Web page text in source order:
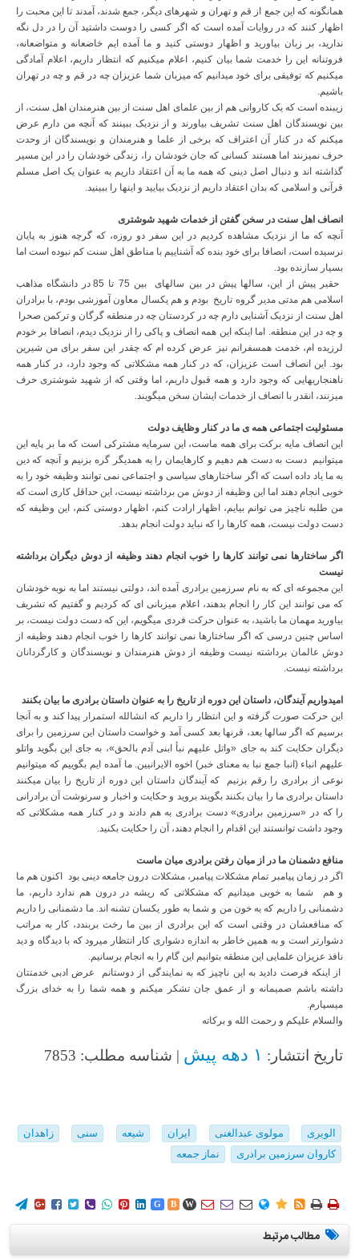
همانگونه که این جمع از قم و تهران و شهرهای دیگر، جمع شدند، آمدند تا این محبت را
اظهار کنند که در روایات آمده است که اگر کسی را دوست داشتید آن را در دل نگه
ندارید، بر زبان بیاورید و اظهار دوستی کنید و ما آمده ایم خاضعانه و متواضعانه،
فروتنانه این را خدمت شما بیان کنیم، اعلام میکنیم که انتظار داریم، اعلام آمادگی
میکنیم که توفیقی برای خود میدانیم که میزبان شما عزیزان چه در قم و چه در تهران
باشیم.
زیبنده است که یک کاروانی هم از بین علمای اهل سنت از بین هنرمندان اهل سنت، از
بین نویسندگان اهل سنت تشریف بیاورند و از نزدیک ببینند که آنچه من دارم عرض
میکنم که در کنار آن اعتراف که برخی از علما و هنرمندان و نویسندگان از وحدت
حرف نمیزنند اما هستند کسانی که جان خودشان را، زندگی خودشان را در این مسیر
گذاشته اند و دنبال اصل دینی که همه ما به آن اعتقاد داریم به عنوان یک اصل مسلم
قرآنی و اسلامی که بدان اعتقاد داریم از نزدیک بیایید و اینها را ببینید.
انصاف اهل سنت در سخن گفتن از خدمات شهید شوشتری
آنچه که ما از نزدیک مشاهده کردیم در این سفر دو روزه، که گرچه هنوز به پایان
نرسیده است، انصافا برای خود بنده که آشناییم با مناطق اهل سنت کم نبوده است اما
بسیار سازنده بود.
حقیر پیش از این، سالها پیش در بین سالهای بین 75 تا 85 در دانشگاه مذاهب
اسلامی هم مدتی مدیر گروه تاریخ بودم و هم یکسال معاون آموزشی بودم، با برادران
اهل سنت از نزدیک آشنایی دارم چه در کردستان چه در منطقه گرگان و ترکمن صحرا
و چه در این منطقه. اما اینکه این همه انصاف و پاکی را از نزدیک دیدم، انصافا بر خودم
لرزیده ام، خدمت همسفرانم نیز عرض کرده ام که چقدر این سفر برای من شیرین
بود. این انصاف است عزیزان، که در کنار همه مشکلاتی که وجود دارد، در کنار همه
ناهنجاریهایی که وجود دارد و همه قبول داریم، اما وقتی که از شهید شوشتری حرف
میزنند، انقدر با انصاف از خدمات ایشان سخن میگویند.
مسئولیت اجتماعی همه ی ما در کنار وظایف دولت
این انصاف مایه برکت برای همه ماست، این سرمایه مشترکی است که ما بر پایه این
میتوانیم دست به دست هم دهیم و کارهایمان را به همدیگر گره بزنیم و آنچه که دین
به ما یاد داده است که اگر ساختارهای سیاسی و اجتماعی نمی توانند وظیفه خود را به
خوبی انجام دهند اما این وظیفه از دوش من برداشته نیست، این حداقل کاری است که
من طلبه ناچیز می توانم بیایم، اظهار ارادت کنم، اظهار دوستی کنم، این وظیفه که
دست دولت نیست، همه کارها را که نباید دولت انجام بدهد.
اگر ساختارها نمی توانند کارها را خوب انجام دهند وظیفه از دوش دیگران برداشته
نیست
این مجموعه ای که به نام سرزمین برادری آمده اند، دولتی نیستند اما به نوبه خودشان
که می توانند این کار را انجام بدهند، اعلام میزبانی ای که کردیم و گفتیم که تشریف
بیاورید مهمان ما باشید، به عنوان حرکت فردی میگویم، این که دست دولت نیست، بر
اساس چنین درسی که اگر ساختارها نمی توانند کارها را خوب انجام دهند وظیفه از
دوش عالمان برداشته نیست وظیفه از دوش هنرمندان و نویسندگان و کارگردانان
برداشته نیست.
امیدواریم آیندگان، داستان این دوره از تاریخ را به عنوان داستان برادری ما بیان بکنند
این حرکت صورت گرفته و این انتظار را داریم که انشالله استمرار پیدا کند و به آنجا
برسیم که اگر سالها بعد، قرنها بعد کسی آمد و خواست داستان این سرزمین را برای
دیگران حکایت کند به جای «واتل علیهم نبأ ابنی آدم بالحق»، به جای این بگوید واتلو
علیهم انباء (انبا جمع نبا به معنای خبر) اخوه الایرانیین. ما آمده ایم بگوییم که میتوانیم
نوعی از برادری را رقم بزنیم که آیندگان داستان این دوره از تاریخ را بیان میکنند
داستان برادری ما را بیان بکنند بگویند بروید و حکایت و اخبار و سرنوشت آن برادرانی
را که در «سرزمین برادری» دست برادری به هم دادند و در کنار همه مشکلاتی که
وجود داشت توانستند این اقدام را انجام دهند، آن را حکایت بکنید.
منافع دشمنان ما در از میان رفتن برادری میان ماست
اگر در زمان پیامبر تمام مشکلات پیامبر، مشکلات درون جامعه دینی بود اکنون هم ما
و هم شما به خوبی میدانیم که مشکلاتی که ریشه در درون هم ندارد داریم، ما
دشمنانی را داریم که به خون من و شما به طور یکسان تشنه اند. ما دشمنانی را داریم
که منافعشان در وقتی است که این برادری از بین ما رخت بربندد، کار به مراتب
دشوارتر است و به همین خاطر به اندازه دشواری کار انتظار میرود که با دیدگاه و دید
نافذ عزیزان علمایی این منطقه بتوانیم این گام را به انجام برسانیم.
از اینکه فرصت دادید به این ناچیز که به نمایندگی از دوستانم عرض ادبی خدمتتان
داشته باشم صمیمانه و از عمق جان تشکر میکنم و همه شما را به خدای بزرگ
میسپارم.
والسلام علیکم و رحمت الله و برکاته
تاریخ انتشار: ۱ دهه پیش | شناسه مطلب: 7853
الویری مولوی عبدالغنی ایران شیعه سنی
زاهدان
کاروان سرزمین برادری
نماز جمعه
        G B W        
مطالب مرتبط